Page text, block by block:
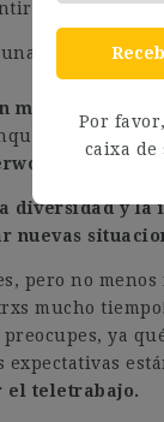
orgullosxs
forma de
modelo híbrido?
creemos
diversidad y la
nuevas
pero no
mucho
preocupes, ya
el teletrabajo.
Por
caixa